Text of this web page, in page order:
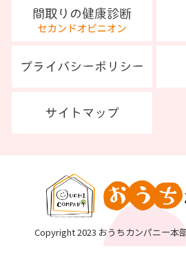
Copyright 2023 おうちカンパニー本